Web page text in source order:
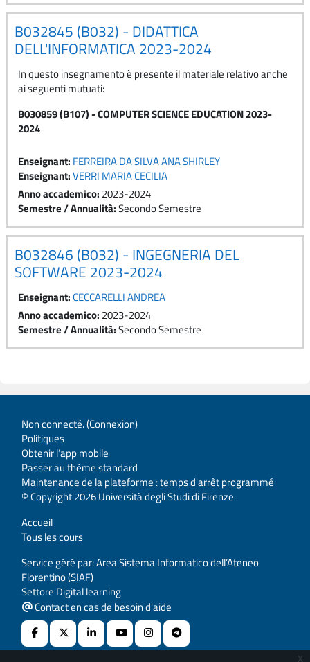
x
B032845 (B032) - DIDATTICA
DELL'INFORMATICA 2023-2024
In questo insegnamento è presente il materiale relativo anche
ai seguenti mutuati:
B030859 (B107) - COMPUTER SCIENCE EDUCATION 2023-
2024
Enseignant: FERREIRA DA SILVA ANA SHIRLEY
Enseignant:VERRI MARIA CECILIA
Anno accademico: 2023-2024
Semestre / Annualità:Secondo Semestre
B032846 (B032) - INGEGNERIA DEL
SOFTWARE 2023-2024
Enseignant:CECCARELLI ANDREA
Anno accademico: 2023-2024
Semestre / Annualità:Secondo Semestre
Non connecté. (Connexion)
Politiques
Obtenir l’app mobile
Passer au thème standard
Maintenance de la plateforme : temps d'arrêt programmé
© Copyright 2026 Università degli Studi di Firenze
Accueil
Tous les cours
Service géré par: Area Sistema Informatico dell’Ateneo
Fiorentino (SIAF)
Settore Digital learning
Contact en cas de besoin d'aide